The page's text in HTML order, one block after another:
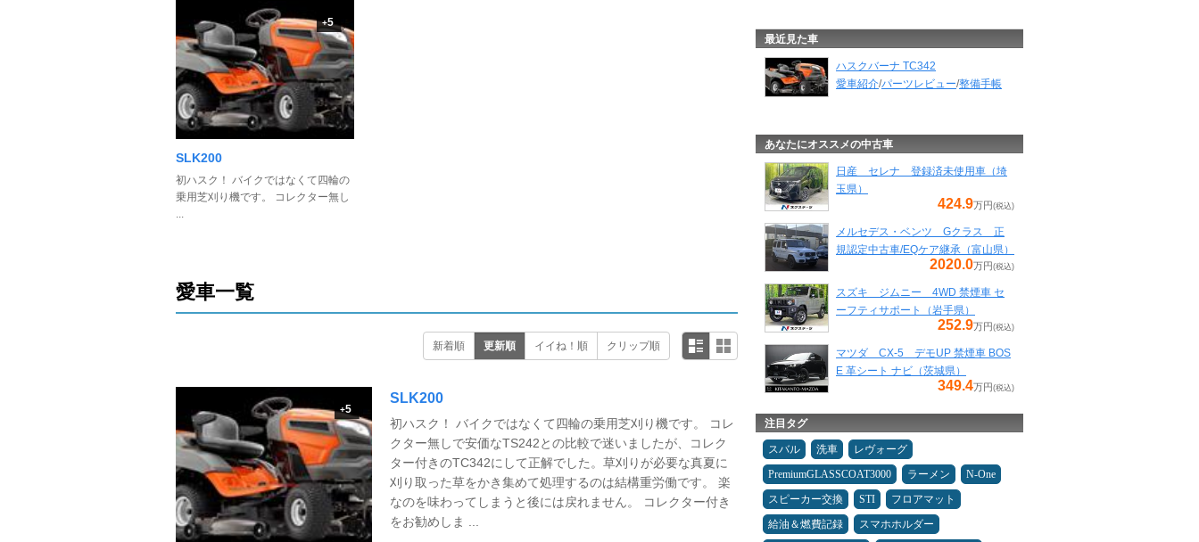
+5
SLK200
初ハスク！ バイクではなくて四輪の
乗用芝刈り機です。 コレクター無し
...
愛車一覧
新着順 更新順 イイね！順 クリップ順
+5
SLK200
初ハスク！ バイクではなくて四輪の乗用芝刈り機です。 コレ
クター無しで安価なTS242との比較で迷いましたが、コレク
ター付きのTC342にして正解でした。草刈りが必要な真夏に
刈り取った草をかき集めて処理するのは結構重労働です。 楽
なのを味わってしまうと後には戻れません。 コレクター付き
をお勧めしま ...
最近見た車
ハスクバーナ TC342
愛車紹介/パーツレビュー/整備手帳
あなたにオススメの中古車
日産 セレナ 登録済未使用車（埼
玉県）
424.9万円 (税込)
メルセデス・ベンツ Gクラス 正
規認定中古車/EQケア継承（富山県）
2020.0万円 (税込)
スズキ ジムニー 4WD 禁煙車 セ
ーフティサポート（岩手県）
252.9万円 (税込)
マツダ CX-5 デモUP 禁煙車 BOS
E 革シート ナビ（茨城県）
349.4万円 (税込)
注目タグ
スバル 洗車
レヴォーグ
PremiumGLASSCOAT3000
ラーメン
N-One
スピーカー交換
STI
フロアマット
給油＆燃費記録
スマホホルダー